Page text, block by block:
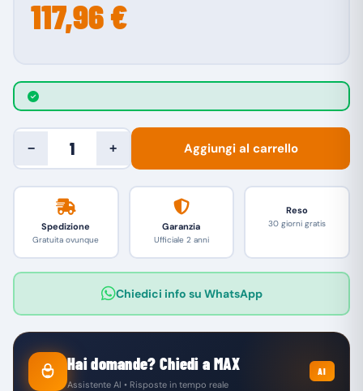
117,96 €
− + Aggiungi al carrello
Spedizione
Gratuita ovunque
Garanzia
Ufficiale 2 anni
Reso
30 giorni gratis
Chiedici info su WhatsApp
Hai domande? Chiedi a MAX
Assistente AI • Risposte in tempo reale
AI